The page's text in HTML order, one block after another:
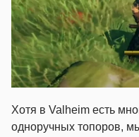
Хотя в Valheim есть
одноручных топоров,